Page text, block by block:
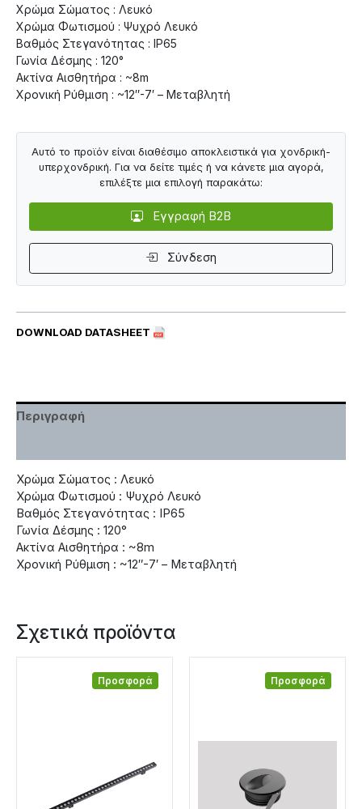
Χρώμα Σώματος : Λευκό
Χρώμα Φωτισμού : Ψυχρό Λευκό
Βαθμός Στεγανότητας : IP65
Γωνία Δέσμης : 120°
Ακτίνα Αισθητήρα : ~8m
Χρονική Ρύθμιση : ~12″-7′ – Μεταβλητή
DOWNLOAD DATASHEET
Αυτό το προϊόν είναι διαθέσιμο αποκλειστικά για χονδρική-
υπερχονδρική. Για να δείτε τιμές ή να κάνετε μια αγορά,
επιλέξτε μια επιλογή παρακάτω:
Εγγραφή B2B
Σύνδεση
Περιγραφή
Χρώμα Σώματος : Λευκό
Χρώμα Φωτισμού : Ψυχρό Λευκό
Βαθμός Στεγανότητας : IP65
Γωνία Δέσμης : 120°
Ακτίνα Αισθητήρα : ~8m
Χρονική Ρύθμιση : ~12″-7′ – Μεταβλητή
Σχετικά προϊόντα
Προσφορά Προσφορά